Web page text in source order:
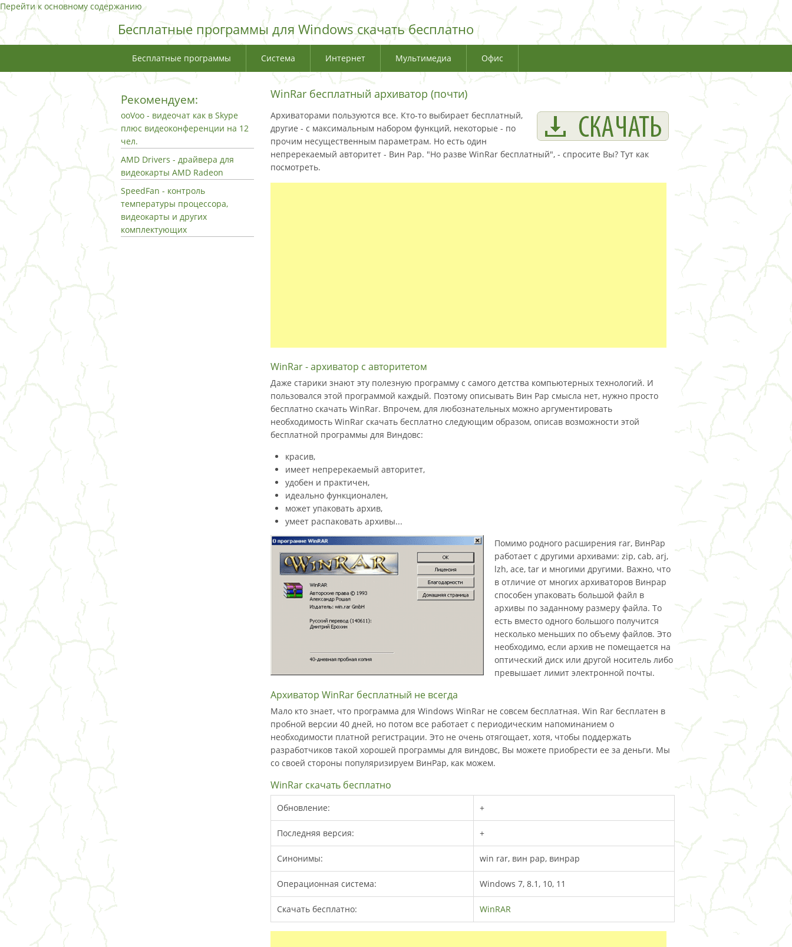
Перейти к основному содержанию
Бесплатные программы для Windows скачать бесплатно
Бесплатные программы Система Интернет Мультимедиа Офис
WinRar бесплатный архиватор (почти)
Архиваторами пользуются все. Кто-то выбирает бесплатный,
другие - с максимальным набором функций, некоторые - по
прочим несущественным параметрам. Но есть один
непререкаемый авторитет - Вин Рар. "Но разве WinRar бесплатный", - спросите Вы? Тут как
посмотреть.
WinRar - архиватор с авторитетом
Даже старики знают эту полезную программу с самого детства компьютерных технологий. И
пользовался этой программой каждый. Поэтому описывать Вин Рар смысла нет, нужно просто
бесплатно скачать WinRar. Впрочем, для любознательных можно аргументировать
необходимость WinRar скачать бесплатно следующим образом, описав возможности этой
бесплатной программы для Виндовс:
красив,
имеет непререкаемый авторитет,
удобен и практичен,
идеально функционален,
может упаковать архив,
умеет распаковать архивы...
Помимо родного расширения rar, ВинРар
работает с другими архивами: zip, cab, arj,
lzh, ace, tar и многими другими. Важно, что
в отличие от многих архиваторов Винрар
способен упаковать большой файл в
архивы по заданному размеру файла. То
есть вместо одного большого получится
несколько меньших по объему файлов. Это
необходимо, если архив не помещается на
оптический диск или другой носитель либо
превышает лимит электронной почты.
Архиватор WinRar бесплатный не всегда
Мало кто знает, что программа для Windows WinRar не совсем бесплатная. Win Rar бесплатен в
пробной версии 40 дней, но потом все работает с периодическим напоминанием о
необходимости платной регистрации. Это не очень отягощает, хотя, чтобы поддержать
разработчиков такой хорошей программы для виндовс, Вы можете приобрести ее за деньги. Мы
со своей стороны популяризируем ВинРар, как можем.
WinRar скачать бесплатно
Обновление: +
Последняя версия: +
Синонимы: win rar, вин рар, винрар
Операционная система: Windows 7, 8.1, 10, 11
Скачать бесплатно: WinRAR
Рекомендуем:
ooVoo - видеочат как в Skype
плюс видеоконференции на 12
чел.
AMD Drivers - драйвера для
видеокарты AMD Radeon
SpeedFan - контроль
температуры процессора,
видеокарты и других
комплектующих